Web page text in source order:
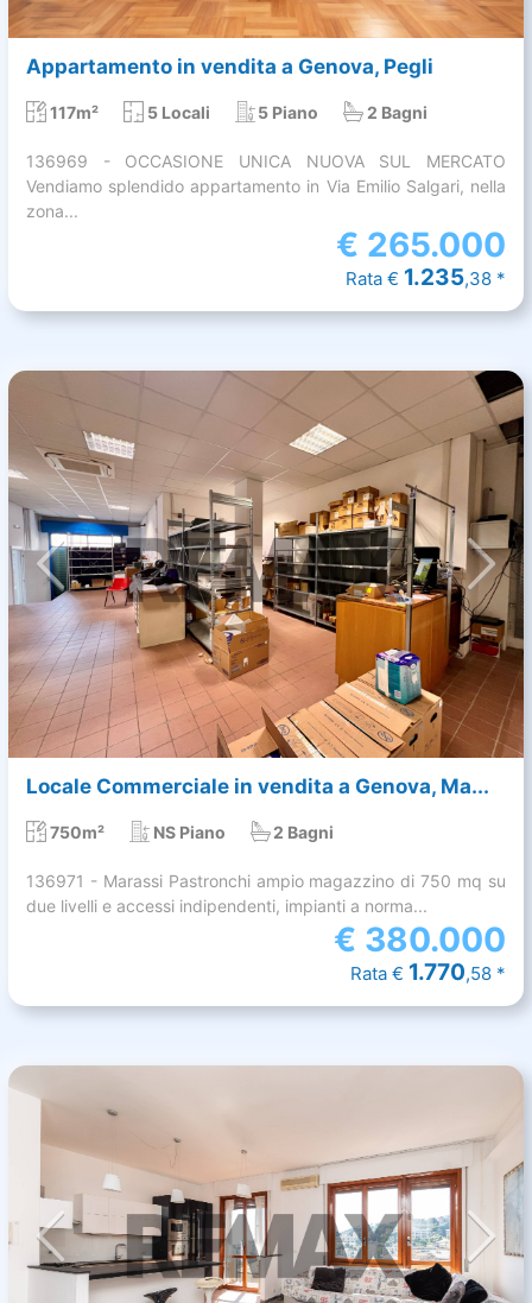
Appartamento in vendita a Genova, Pegli
117m² 5 Locali 5 Piano 2 Bagni
136969 - OCCASIONE UNICA NUOVA SUL MERCATO
Vendiamo splendido appartamento in Via Emilio Salgari, nella
zona...
€ 265.000
Rata € 1.235,38 *
Locale Commerciale in vendita a Genova, Ma...
750m² NS Piano 2 Bagni
136971 - Marassi Pastronchi ampio magazzino di 750 mq su
due livelli e accessi indipendenti, impianti a norma...
€ 380.000
Rata € 1.770,58 *